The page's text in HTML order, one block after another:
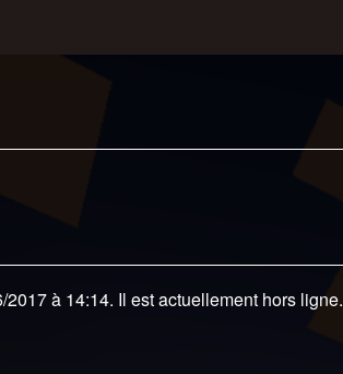
à 14:14. Il est actuellement hors ligne.